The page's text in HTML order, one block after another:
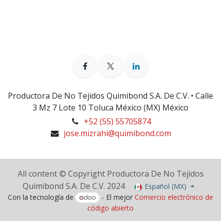
Productora De No Tejidos Quimibond S.A. De C.V. • Calle
3 Mz 7 Lote 10 Toluca México (MX) México
+52 (55) 55705874
jose.mizrahi@quimibond.com
All content © Copyright Productora De No Tejidos
Quimibond S.A. De C.V. 2024
Español (MX)
Con la tecnología de
- El mejor Comercio electrónico de
código abierto